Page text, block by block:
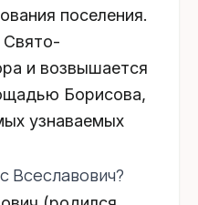
поселения.
Свято-
и возвышается
Борисова,
узнаваемых
Всеславович?